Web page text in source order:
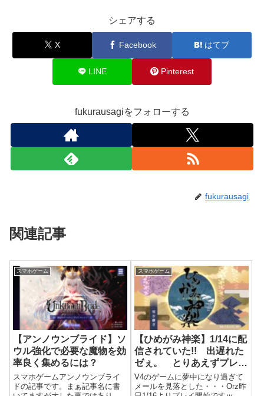
シェアする
X Facebook はてブ
LINE Pinterest
fukurausagiをフォローする
fukurausagi
関連記事
スマホゲーム
【アンノウンブライド】ソ
ウル強化で必要な魔物を効
率良く集めるには？
スマホゲームアンノウンブライ
ドの記事です。まぁ記事名に書
スマホゲーム
【ひめがみ神楽】1/14に配
信されていた!! 出遅れた
ゼぇ。 とりあえずプレイ
開始。どこの茶室（ギル
ド?）に入るか・・・
V4のゲームに夢中になり過ぎて
メールを見落とした・・・Orz昨